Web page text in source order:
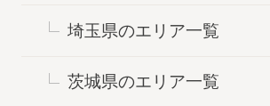
埼玉県のエリア一覧
茨城県のエリア一覧